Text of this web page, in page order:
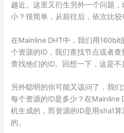
越近。这里又衍生另外一个问题
小？很简单，从前往后，依次比较
在Mainline DHT中，我们用
个资源的ID，我们查找节点或者
查找他们的ID。回想一下，这是不
另外聪明的你可能又该问了，我
每个资源的ID是多少？在Mainline
机生成的，而资源的ID是用sha1
的。